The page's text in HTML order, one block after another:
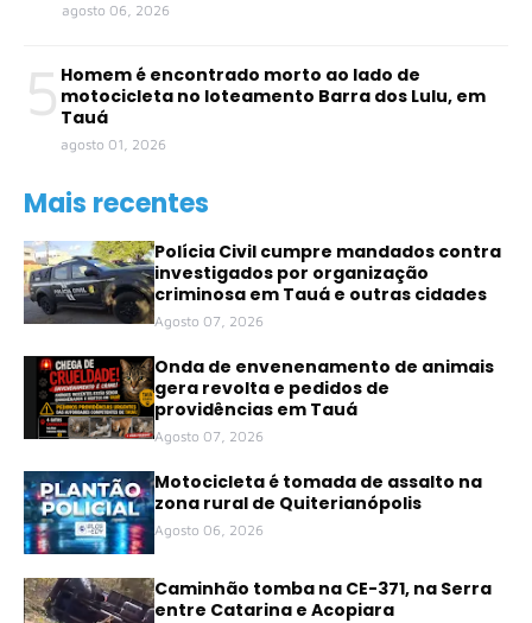
agosto 06, 2026
5 Homem é encontrado morto ao lado de
motocicleta no loteamento Barra dos Lulu, em
Tauá
agosto 01, 2026
Mais recentes
Polícia Civil cumpre mandados contra
investigados por organização
criminosa em Tauá e outras cidades
Agosto 07, 2026
Onda de envenenamento de animais
gera revolta e pedidos de
providências em Tauá
Agosto 07, 2026
Motocicleta é tomada de assalto na
zona rural de Quiterianópolis
Agosto 06, 2026
Caminhão tomba na CE-371, na Serra
entre Catarina e Acopiara